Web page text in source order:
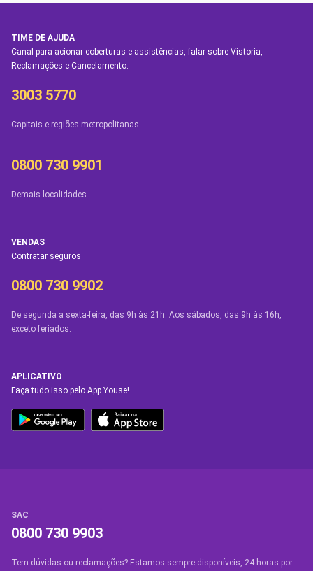
TIME DE AJUDA
Canal para acionar coberturas e assistências, falar sobre Vistoria,
Reclamações e Cancelamento.
3003 5770
Capitais e regiões metropolitanas.
0800 730 9901
Demais localidades.
VENDAS
Contratar seguros
0800 730 9902
De segunda a sexta-feira, das 9h às 21h. Aos sábados, das 9h às 16h,
exceto feriados.
APLICATIVO
Faça tudo isso pelo App Youse!
SAC
0800 730 9903
Tem dúvidas ou reclamações? Estamos sempre disponíveis, 24 horas por